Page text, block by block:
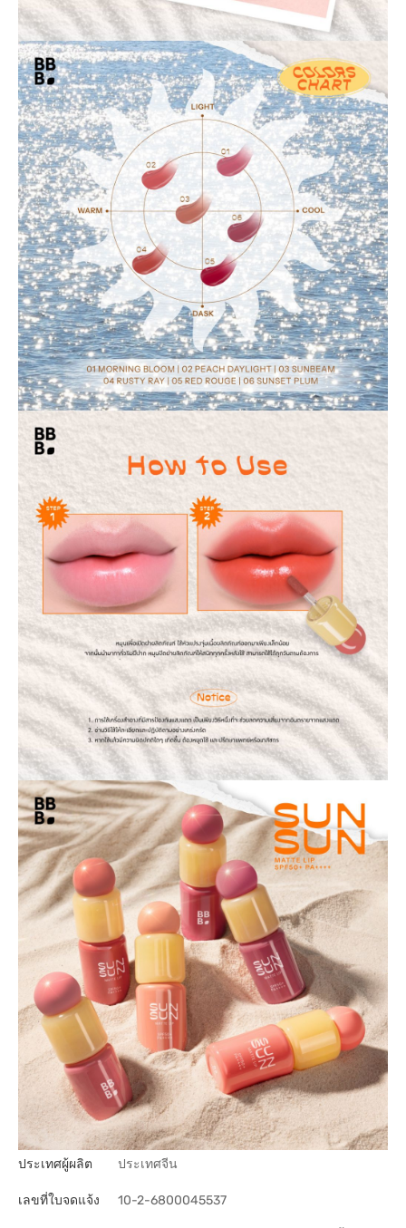
ประเทศผู้ผลิต ประเทศจีน
เลขที่ใบจดแจ้ง 10-2-6800045537